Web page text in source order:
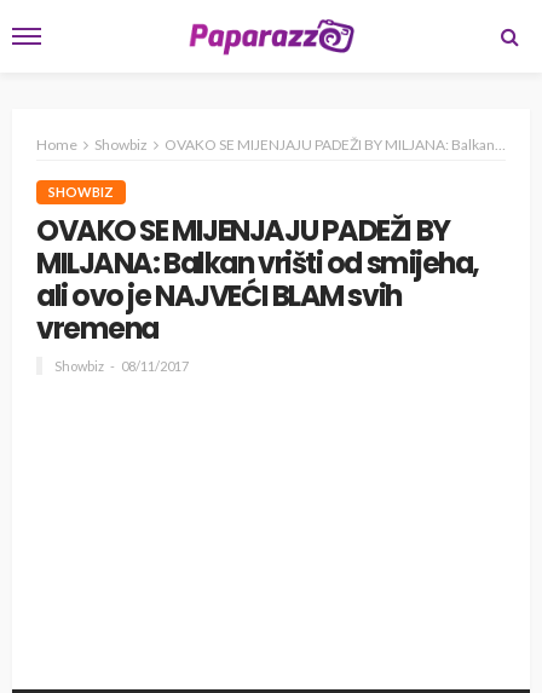
Home Showbiz OVAKO SE MIJENJAJU PADEŽI BY MILJANA: Balkan vrišti od smijeha, ali ovo je NAJVEĆI BLAM svih vremena
SHOWBIZ
OVAKO SE MIJENJAJU PADEŽI BY
MILJANA: Balkan vrišti od smijeha,
ali ovo je NAJVEĆI BLAM svih
vremena
Showbiz 08/11/2017